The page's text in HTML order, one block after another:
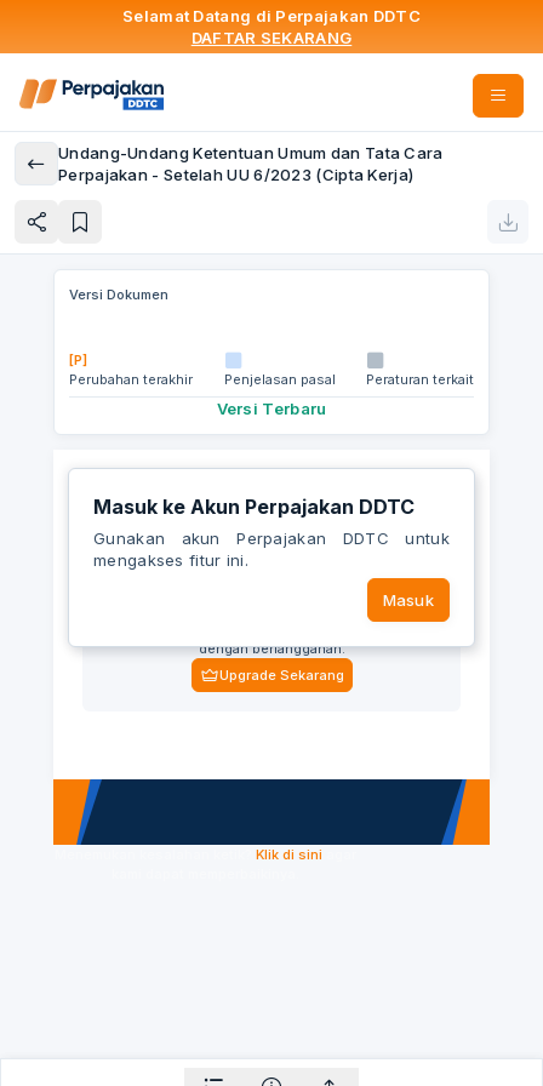
Selamat Datang di Perpajakan DDTC
DAFTAR SEKARANG
Undang-Undang Ketentuan Umum dan Tata Cara
Perpajakan - Setelah UU 6/2023 (Cipta Kerja)
Versi Dokumen
[P]
Perubahan terakhir
Penjelasan pasal Peraturan terkait
Versi Terbaru
dengan berlangganan.
Upgrade Sekarang
Masuk ke Akun Perpajakan DDTC
Gunakan akun Perpajakan DDTC untuk
mengakses fitur ini.
Masuk
Klik di sini